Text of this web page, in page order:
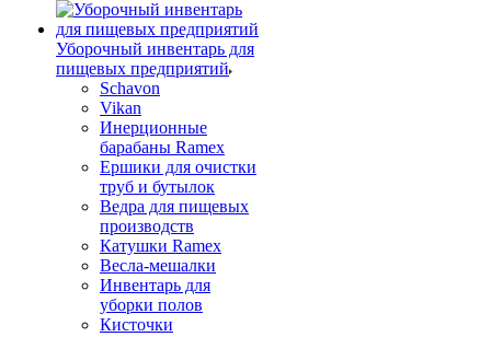
Уборочный инвентарь для
пищевых предприятий
Schavon
Vikan
Инерционные
барабаны Ramex
Ершики для очистки
труб и бутылок
Ведра для пищевых
производств
Катушки Ramex
Весла-мешалки
Инвентарь для
уборки полов
Кисточки